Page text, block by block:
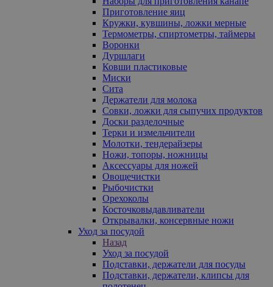
Приготовление яиц
Кружки, кувшины, ложки мерные
Термометры, спиртометры, таймеры
Воронки
Дуршлаги
Ковши пластиковые
Миски
Сита
Держатели для молока
Совки, ложки для сыпучих продуктов
Доски разделочные
Терки и измельчители
Молотки, тендерайзеры
Ножи, топоры, ножницы
Аксессуары для ножей
Овощечистки
Рыбочистки
Орехоколы
Косточковыдавливатели
Открывалки, консервные ножи
Уход за посудой
Назад
Уход за посудой
Подставки, держатели для посуды
Подставки, держатели, клипсы для